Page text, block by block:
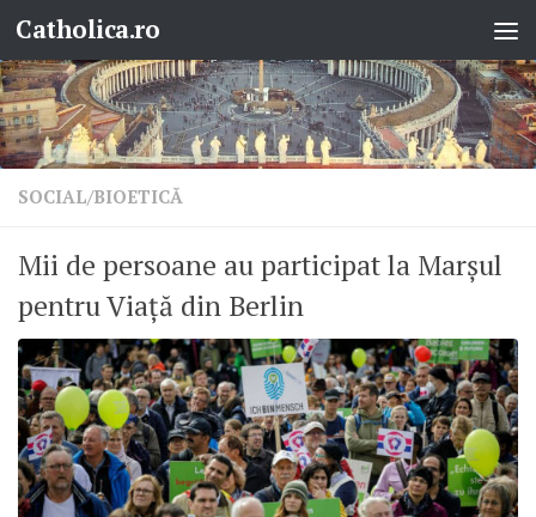
Skip to content
Catholica.ro
SOCIAL/BIOETICĂ
Mii de persoane au participat la Marșul
pentru Viață din Berlin